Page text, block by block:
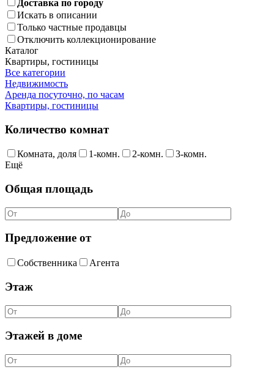
Доставка по городу
Искать в описании
Только частные продавцы
Отключить коллекционирование
Каталог
Квартиры, гостиницы
Все категории
Недвижимость
Аренда посуточно, по часам
Квартиры, гостиницы
Количество комнат
Комната, доля 1-комн. 2-комн.
3-комн.
Ещё
Общая площадь
Предложение от
Собственника Агента
Этаж
Этажей в доме